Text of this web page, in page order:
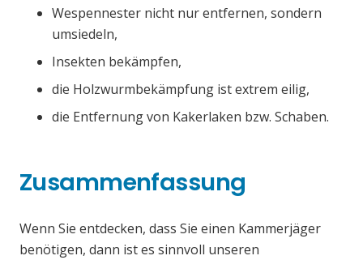
Wespennester nicht nur entfernen, sondern
umsiedeln,
Insekten bekämpfen,
die Holzwurmbekämpfung ist extrem eilig,
die Entfernung von Kakerlaken bzw. Schaben.
Zusammenfassung
Wenn Sie entdecken, dass Sie einen Kammerjäger
benötigen, dann ist es sinnvoll unseren